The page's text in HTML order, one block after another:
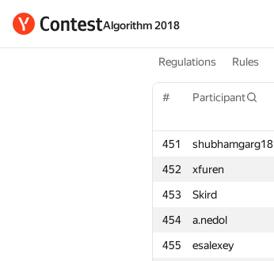
Algorithm 2018
Regulations Rules
# Participant
451 shubhamgarg18
452
xfuren
453
Skird
454
a.nedol
455
esalexey